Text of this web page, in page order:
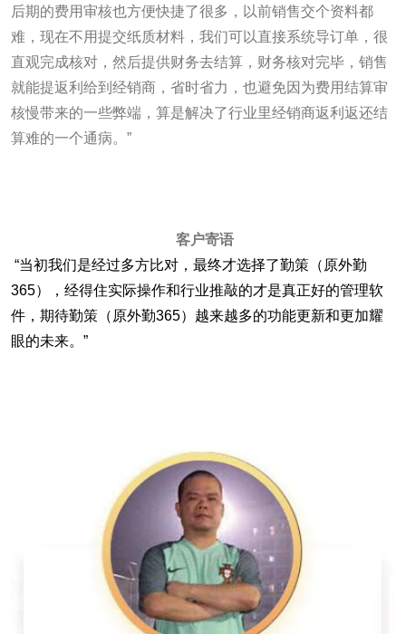
后期的费用审核也方便快捷了很多，以前销售交个资料都
难，现在不用提交纸质材料，我们可以直接系统导订单，很
直观完成核对，然后提供财务去结算，财务核对完毕，销售
就能提返利给到经销商，省时省力，也避免因为费用结算审
核慢带来的一些弊端，算是解决了行业里经销商返利返还结
算难的一个通病。”
客户寄语
“当初我们是经过多方比对，最终才选择了勤策（原外勤
365），经得住实际操作和行业推敲的才是真正好的管理软
件，期待勤策（原外勤365）越来越多的功能更新和更加耀
眼的未来。”